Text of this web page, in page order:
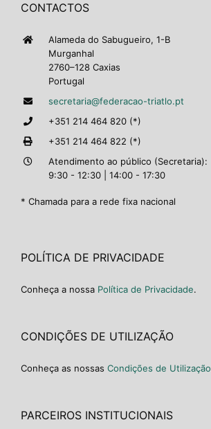
CONTACTOS
Alameda do Sabugueiro, 1-B
Murganhal
2760–128 Caxias
Portugal
secretaria@federacao-triatlo.pt
+351 214 464 820 (*)
+351 214 464 822 (*)
Atendimento ao público (Secretaria):
9:30 - 12:30 | 14:00 - 17:30
* Chamada para a rede fixa nacional
POLÍTICA DE PRIVACIDADE
Conheça a nossa Política de Privacidade.
CONDIÇÕES DE UTILIZAÇÃO
Conheça as nossas Condições de Utilização
PARCEIROS INSTITUCIONAIS